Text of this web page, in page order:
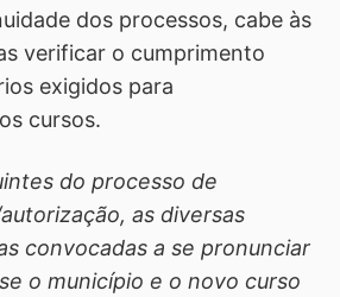
dos processos, cabe às
verificar o cumprimento
exigidos para
cursos.
do processo de
as diversas
convocadas a se pronunciar
o município e o novo curso